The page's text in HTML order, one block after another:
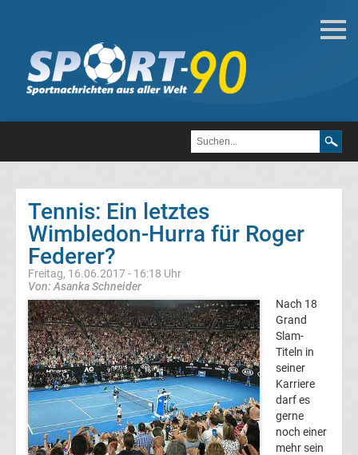
Tennis
Alle
Damen
Alle
Wimbledonsieger
der
Herren
Deutscher
Tennis
Tennis: Ein letztes
Wimbledon-Hurra für Roger
Federer?
Freitag, 16.06.2017 - 16:18 Uhr
Von: Asanka Schneider
Nach 18
Grand
Slam-
Titeln in
seiner
Karriere
darf es
gerne
noch einer
mehr sein